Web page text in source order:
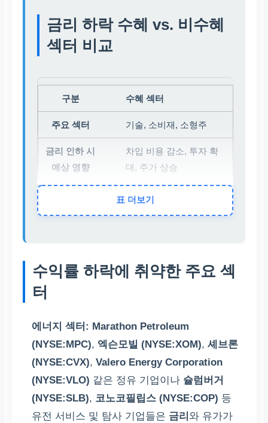
금리 하락 수혜 vs. 비수혜
섹터 비교
수혜 섹터
기술, 소비재, 소형주
차입 비용 감소, 투자 확
대, 주가 상승
비수혜 섹터
텀 둔화
표 더보기
수익률 하락에 취약한 주요 섹
터
에너지 섹터: Marathon Petroleum
(NYSE:MPC), 엑슨모빌 (NYSE:XOM),셰브론
(NYSE:CVX),Valero Energy Corporation
(NYSE:VLO) 같은 정유 기업이나 슐럼버거
(NYSE:SLB), 코노코필립스 (NYSE:COP) 등
유전 서비스 및 탐사 기업들은 금리 와 유가가